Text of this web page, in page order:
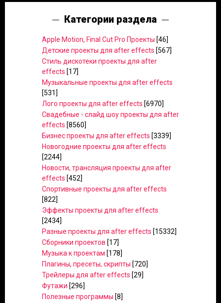
Категории раздела
Apple Motion, Final Cut Pro Проекты [46]
Детские проекты для after effects [567]
Стиль дискотеки проекты для after
effects [17]
Музыкальные проекты для after effects
[531]
Лого проекты для after effects [6970]
Свадебные - слайд шоу проекты для after
effects [8560]
Бизнес проекты для after effects [3339]
Новогодние проекты для after effects
[2244]
Новости, трансляция проекты для after
effects [452]
Спортивные проекты для after effects
[822]
Эффекты проекты для after effects
[2434]
Разные проекты для after effects [15332]
Сборники проектов [17]
Музыка к проектам [178]
Плагины, пресеты, скрипты [720]
Трейлеры для after effects [29]
Футажи [296]
Полезные программы [8]